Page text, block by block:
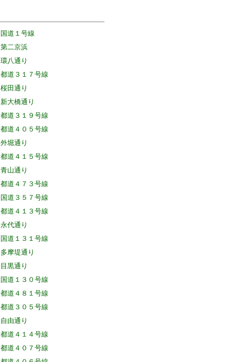
国道１号線
第二京浜
環八通り
都道３１７号線
桜田通り
新大橋通り
都道３１９号線
都道４０５号線
外堀通り
都道４１５号線
青山通り
都道４７３号線
国道３５７号線
都道４１３号線
永代通り
国道１３１号線
多摩堤通り
目黒通り
国道１３０号線
都道４８１号線
都道３０５号線
自由通り
都道４１４号線
都道４０７号線